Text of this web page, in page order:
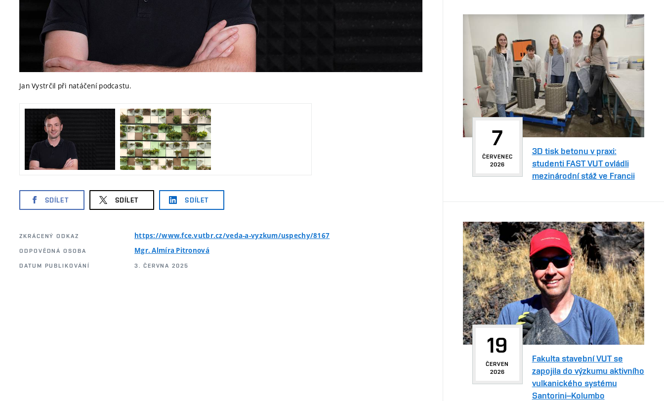
Jan Vystrčil při natáčení podcastu.
SDÍLET SDÍLET SDÍLET
ZKRÁCENÝ ODKAZ https://www.fce.vutbr.cz/veda-a-vyzkum/uspechy/8167
ODPOVĚDNÁ OSOBA Mgr. Almíra Pitronová
DATUM PUBLIKOVÁNÍ 3. ČERVNA 2025
7
ČERVENEC
2026
3D tisk betonu v praxi:
studenti FAST VUT ovládli
mezinárodní stáž ve Francii
19
ČERVEN
2026
Fakulta stavební VUT se
zapojila do výzkumu aktivního
vulkanického systému
Santorini–Kolumbo